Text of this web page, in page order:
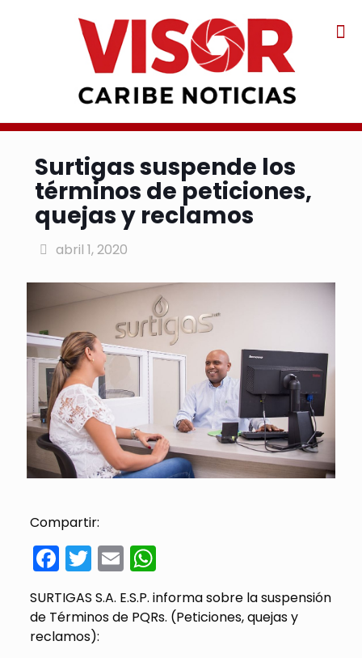
Surtigas suspende los
términos de peticiones,
quejas y reclamos
abril 1, 2020
Compartir:
Facebook
Twitter
EmailWhatsApp
SURTIGAS S.A. E.S.P. informa sobre la suspensión
de Términos de PQRs. (Peticiones, quejas y
reclamos):